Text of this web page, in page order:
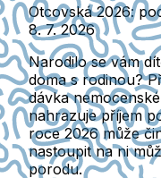
Otcovská 2026:
8. 7. 2026
Narodilo se vám
doma s rodinou?
dávka
nahrazuje příjem
roce 2026 může
nastoupit na ni
porodu.